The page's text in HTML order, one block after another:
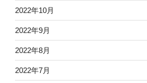
2022年10月
2022年9月
2022年8月
2022年7月